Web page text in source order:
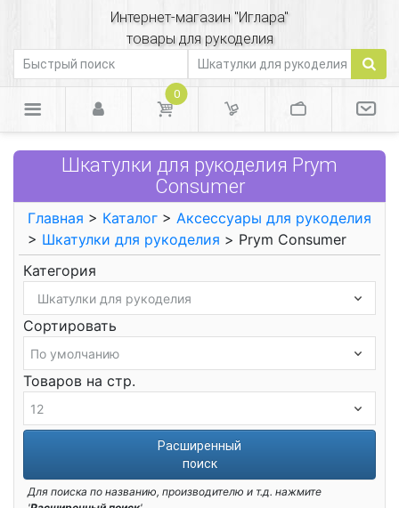
Интернет-магазин "Иглара"
товары для рукоделия
0
Шкатулки для рукоделия Prym
Consumer
Главная > Каталог > Аксессуары для рукоделия
> Шкатулки для рукоделия > Prym Consumer
Категория
Сортировать
Товаров на стр.
Расширенный
поиск
Для поиска по названию, производителю и т.д. нажмите